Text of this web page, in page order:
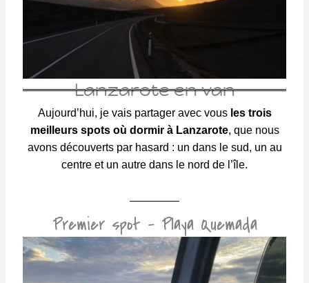
Lanzarote en van
Aujourd’hui, je vais partager avec vous les trois
meilleurs spots où dormir à Lanzarote, que nous
avons découverts par hasard : un dans le sud, un au
centre et un autre dans le nord de l’île.
Premier spot - Playa Quemada